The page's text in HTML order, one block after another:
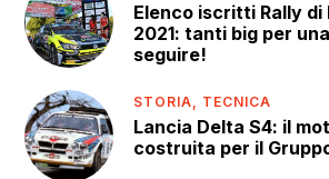
Elenco iscritti Rally di
2021: tanti big per
seguire!
STORIA, TECNICA
Lancia Delta S4: il
costruita per il